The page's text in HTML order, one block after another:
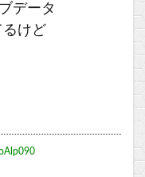
データ
るけど